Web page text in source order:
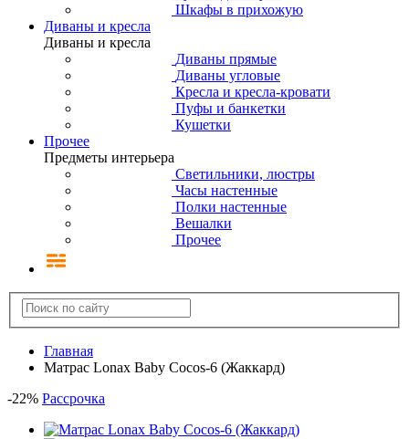
Шкафы в прихожую
Диваны и кресла
Диваны и кресла
Диваны прямые
Диваны угловые
Кресла и кресла-кровати
Пуфы и банкетки
Кушетки
Прочее
Предметы интерьера
Светильники, люстры
Часы настенные
Полки настенные
Вешалки
Прочее
Главная
Матрас Lonax Baby Cocos-6 (Жаккард)
-22% Рассрочка